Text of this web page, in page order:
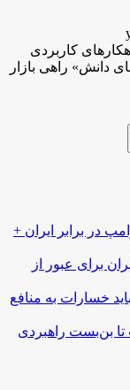
کاربردی
راهی بازار
در برابر ایران +
برای عبور از
خسارات به منافع
تا بن‌بست راهبردی